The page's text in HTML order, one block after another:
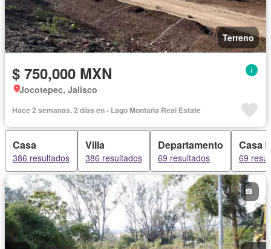
Terreno
$ 750,000 MXN
Jocotepec, Jalisco
Hace 2 semanas, 2 días en - Lago Montaña Real Estate
Casa
386 resultados
Villa
386 resultados
Departamento
69 resultados
Casa
69